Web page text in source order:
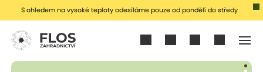
S ohledem na vysoké teploty odesíláme pouze od pondělí do středy